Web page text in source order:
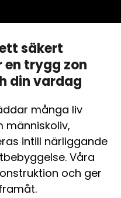
säkert
trygg zon
din vardag
många liv
människoliv,
intill närliggande
Våra
och ger